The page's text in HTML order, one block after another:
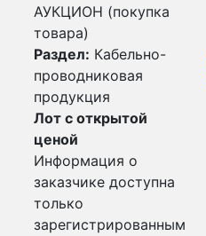
АУКЦИОН (покупка
товара)
Раздел: Кабельно-
проводниковая
продукция
Лот с открытой
ценой
Информация о
заказчике доступна
только
зарегистрированным